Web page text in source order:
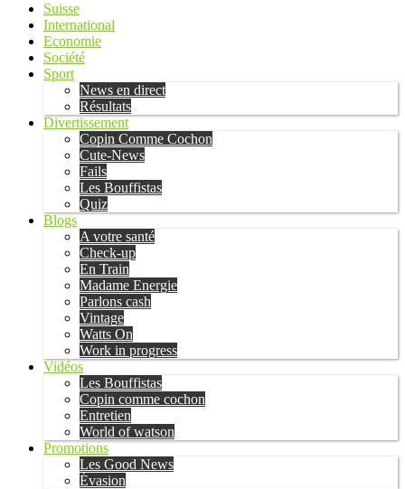
Suisse
International
Economie
Société
Sport
News en direct
Résultats
Divertissement
Copin Comme Cochon
Cute-News
Fails
Les Bouffistas
Quiz
Blogs
A votre santé
Check-up
En Train
Madame Energie
Parlons cash
Vintage
Watts On
Work in progress
Vidéos
Les Bouffistas
Copin comme cochon
Entretien
World of watson
Promotions
Les Good News
Évasion